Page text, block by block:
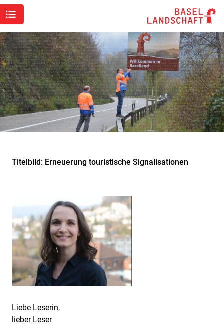
Titelbild: Erneuerung touristische Signalisationen
Liebe Leserin,
lieber Leser